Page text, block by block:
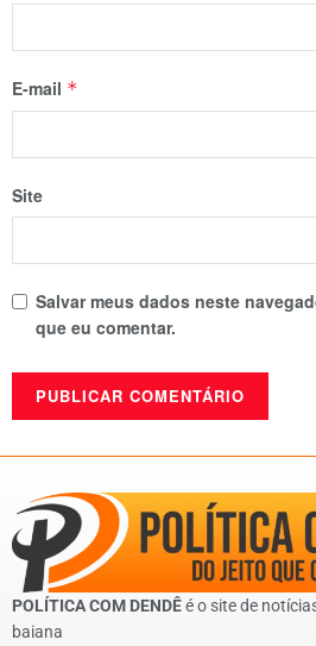
E-mail *
Site
Salvar meus dados neste
que eu comentar.
POLÍTICA COM DENDÊé o site de
baiana